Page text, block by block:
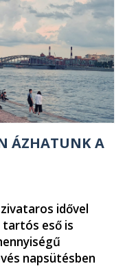
ÁZHATUNK A
idővel
tartós eső is
napsütésben